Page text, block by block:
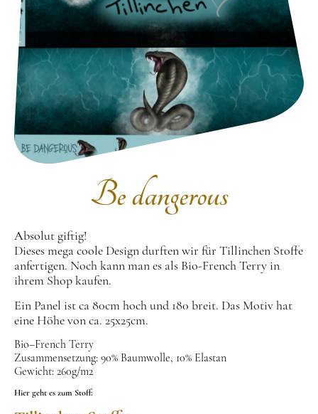
Be dangerous
Absolut giftig!
Dieses mega coole Design durften wir für Tillinchen Stoffe
anfertigen. Noch kann man es als Bio-French Terry in
ihrem Shop kaufen.
Ein Panel ist ca 80cm hoch und 180 breit. Das Motiv hat
eine Höhe von ca. 25x25cm.
Bio–French Terry
Zusammensetzung: 90% Baumwolle, 10% Elastan
Gewicht: 260g/m2
Hier geht es zum Stoff: